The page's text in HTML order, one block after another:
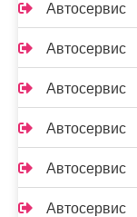
Автосервис
Автосервис
Автосервис
Автосервис
Автосервис
Автосервис